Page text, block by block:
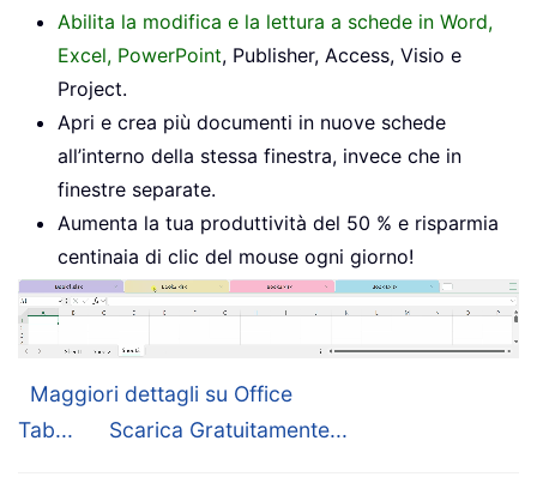
Abilita la modifica e la lettura a schede in Word,
Excel, PowerPoint, Publisher, Access, Visio e
Project.
Apri e crea più documenti in nuove schede
all’interno della stessa finestra, invece che in
finestre separate.
Aumenta la tua produttività del 50 % e risparmia
centinaia di clic del mouse ogni giorno!
Maggiori dettagli su Office
Tab...
Scarica Gratuitamente...